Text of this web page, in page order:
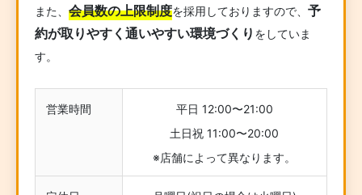
また、 会員数の上限制度を採用しておりますので、 予
約が取りやすく通いやすい環境づくり をしていま
す。
営業時間
平日 12:00〜21:00
土日祝 11:00〜20:00
※店舗によって異なります。